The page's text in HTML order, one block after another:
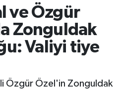
ve Özgür
Zonguldak
Valiyi tiye
Özgür Özel'in Zonguldak
Haritası